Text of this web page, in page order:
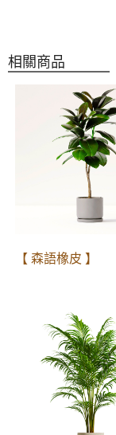
相關商品
【 森語橡皮 】